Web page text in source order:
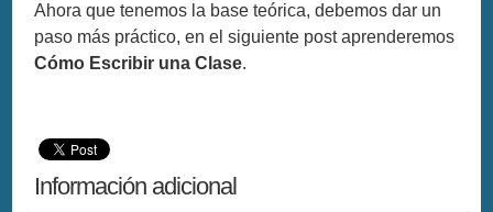
Ahora que tenemos la base teórica, debemos dar un
paso más práctico, en el siguiente post aprenderemos
Cómo Escribir una Clase.
Información adicional